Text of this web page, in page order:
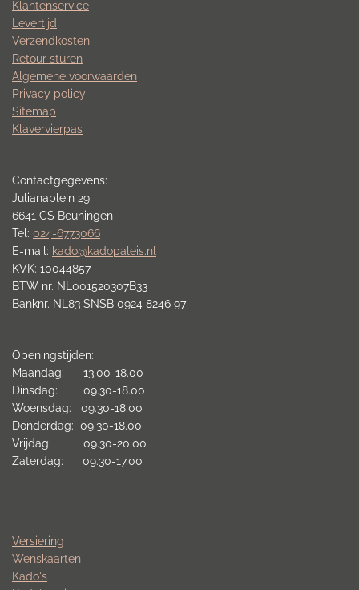
Klantenservice
Levertijd
Verzendkosten
Retour sturen
Algemene voorwaarden
Privacy policy
Sitemap
Klavervierpas
Contactgegevens:
Julianaplein 29
6641 CS Beuningen
Tel: 024-6773066
E-mail: kado@kadopaleis.nl
KVK: 10044857
BTW nr. NL001520307B33
Banknr. NL83 SNSB 0924 8246 97
Openingstijden:
Maandag: 13.00-18.00
Dinsdag: 09.30-18.00
Woensdag: 09.30-18.00
Donderdag: 09.30-18.00
Vrijdag: 09.30-20.00
Zaterdag: 09.30-17.00
Versiering
Wenskaarten
Kado's